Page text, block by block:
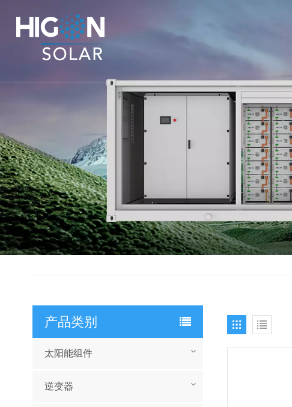
产品类别
太阳能组件
逆变器